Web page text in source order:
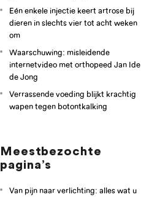
Eén enkele injectie keert artrose bij
dieren in slechts vier tot acht weken
om
Waarschuwing: misleidende
internetvideo met orthopeed Jan Ide
de Jong
Verrassende voeding blijkt krachtig
wapen tegen botontkalking
Meestbezochte
pagina’s
Van pijn naar verlichting: alles wat u